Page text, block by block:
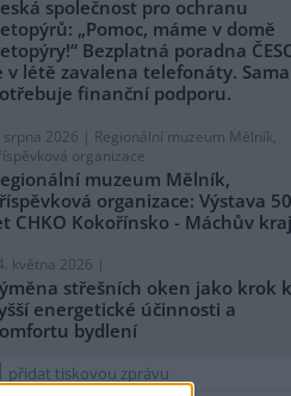
společnost pro ochranu
„Pomoc, máme v domě
Bezplatná poradna
v létě zavalena telefonáty. Sama
finanční podporu.
srpna 2026 | Regionální muzeum Mělník,
organizace
muzeum Mělník,
organizace: Výstava 50
CHKO Kokořínsko - Máchův kraj
května 2026 |
střešních oken jako krok k
energetické účinnosti a
bydlení
přidat tiskovou zprávu